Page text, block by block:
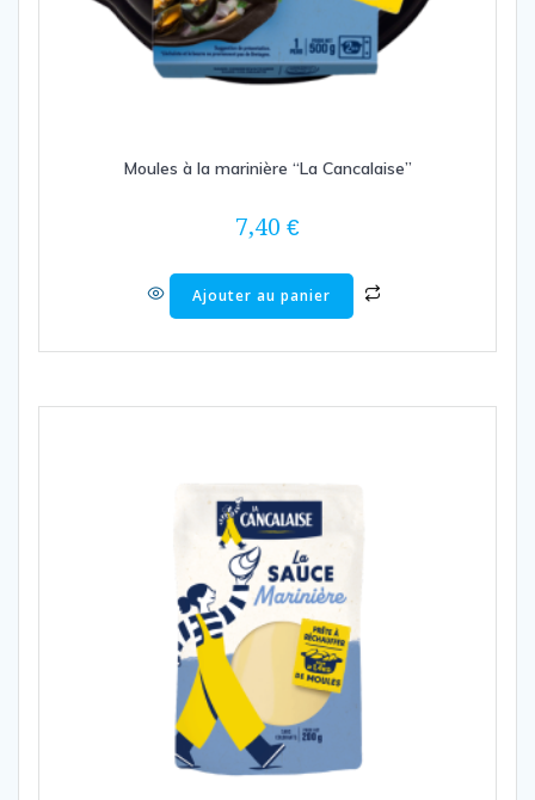
Moules à la marinière “La Cancalaise”
7,40 €
Ajouter au panier